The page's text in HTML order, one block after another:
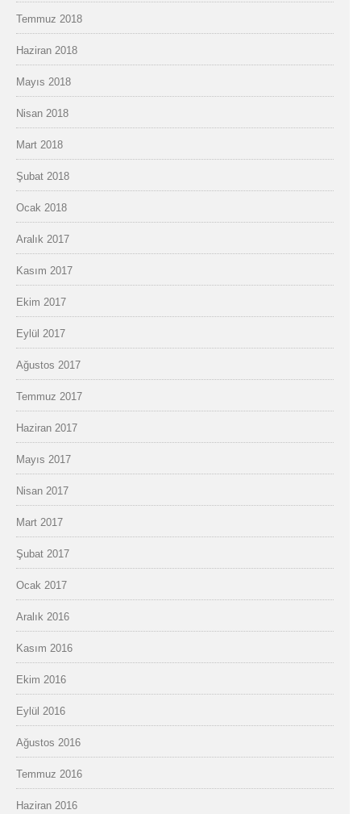
Temmuz 2018
Haziran 2018
Mayıs 2018
Nisan 2018
Mart 2018
Şubat 2018
Ocak 2018
Aralık 2017
Kasım 2017
Ekim 2017
Eylül 2017
Ağustos 2017
Temmuz 2017
Haziran 2017
Mayıs 2017
Nisan 2017
Mart 2017
Şubat 2017
Ocak 2017
Aralık 2016
Kasım 2016
Ekim 2016
Eylül 2016
Ağustos 2016
Temmuz 2016
Haziran 2016